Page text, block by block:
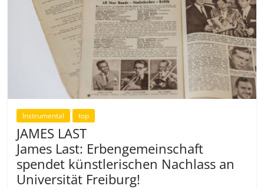
Instrumental top
JAMES LAST
James Last: Erbengemeinschaft
spendet künstlerischen Nachlass an
Universität Freiburg!